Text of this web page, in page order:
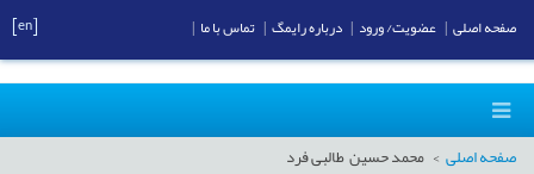
صفحه اصلی محمد حسین طالبی فرد
صفحه اصلی عضویت/ ورود درباره رایمگ تماس با ما